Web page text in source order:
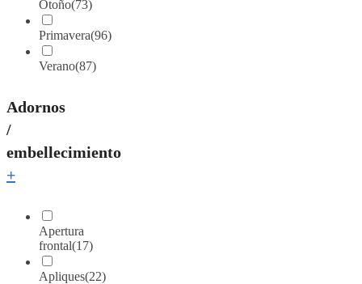
Otoño(73)
Primavera(96)
Verano(87)
Adornos
/
embellecimiento
+
Apertura
frontal(17)
Apliques(22)